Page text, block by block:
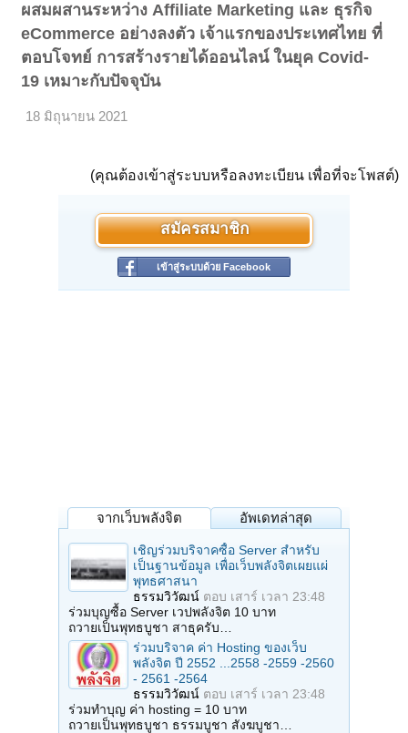
ผสมผสานระหว่าง Affiliate Marketing และ ธุรกิจ
eCommerce อย่างลงตัว เจ้าแรกของประเทศไทย ที่
ตอบโจทย์ การสร้างรายได้ออนไลน์ ในยุค Covid-
19 เหมาะกับปัจจุบัน
18 มิถุนายน 2021
(คุณต้องเข้าสู่ระบบหรือลงทะเบียน เพื่อที่จะโพสต์)
สมัครสมาชิก
เข้าสู่ระบบด้วย Facebook
จากเว็บพลังจิต อัพเดทล่าสุด
เชิญร่วมบริจาคซื้อ Server สำหรับ
เป็นฐานข้อมูล เพื่อเว็บพลังจิตเผยแผ่
พุทธศาสนา
ธรรมวิวัฒน์ ตอบ เสาร์ เวลา 23:48
ร่วมบุญซื้อ Server เวปพลังจิต 10 บาท
ถวายเป็นพุทธบูชา สาธุครับ…
ร่วมบริจาค ค่า Hosting ของเว็บ
พลังจิต ปี 2552 ...2558 -2559 -2560
- 2561 -2564
ธรรมวิวัฒน์ ตอบ เสาร์ เวลา 23:48
ร่วมทำบุญ ค่า hosting = 10 บาท
ถวายเป็นพุทธบูชา ธรรมบูชา สังฆบูชา…